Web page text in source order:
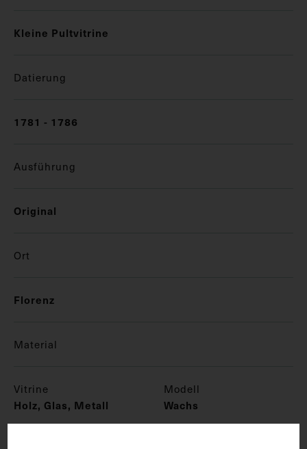
Kleine Pultvitrine
Datierung
1781 - 1786
Ausführung
Original
Ort
Florenz
Material
Vitrine
Holz, Glas, Metall
Modell
Wachs